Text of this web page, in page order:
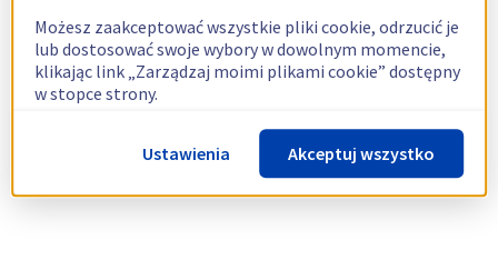
Możesz zaakceptować wszystkie pliki cookie, odrzucić je
lub dostosować swoje wybory w dowolnym momencie,
klikając link „Zarządzaj moimi plikami cookie” dostępny
w stopce strony.
Więcej informacji znajdziesz w naszejpolityce
dotyczącej wykorzystywania plików cookie.
Ustawienia Akceptuj wszystko